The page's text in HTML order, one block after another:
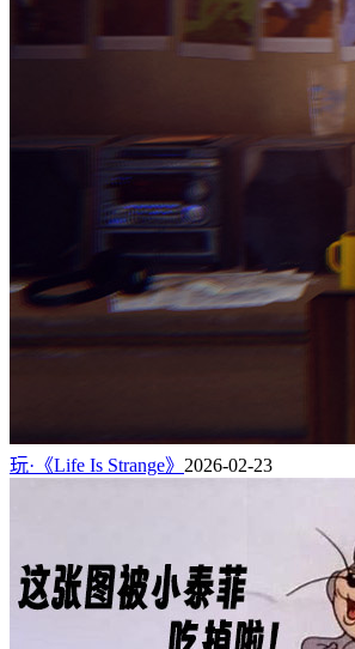
玩·《Life Is Strange》 2026-02-23